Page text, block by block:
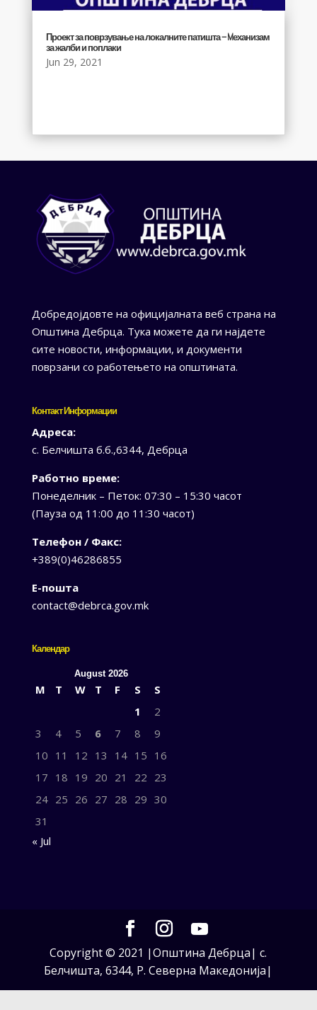
Проект за поврзување на локалните патишта – Mеханизам
за жалби и поплаки
Jun 29, 2021
Добредојдовте на официјалната веб страна на
Општина Дебрца. Тука можете да ги најдете
сите новости, информации, и документи
поврзани со работењето на општината.
Контакт Информации
Адреса:
с. Белчишта б.б.,6344, Дебрца
Работно време:
Понеделник – Петок: 07:30 – 15:30 часот
(Пауза од 11:00 до 11:30 часот)
Телефон / Факс:
+389(0)46286855
Е-пошта
contact@debrca.gov.mk
Календар
August 2026
M T W T F S
S
1
2
3
4 5 6 7 8
9
10 11 12 13 14 15 16
17 18 19 20 21 22 23
24 25 26 27 28 29 30
31
« Jul
Copyright © 2021 |Општина Дебрца| с.
Белчишта, 6344, Р. Северна Македонија|